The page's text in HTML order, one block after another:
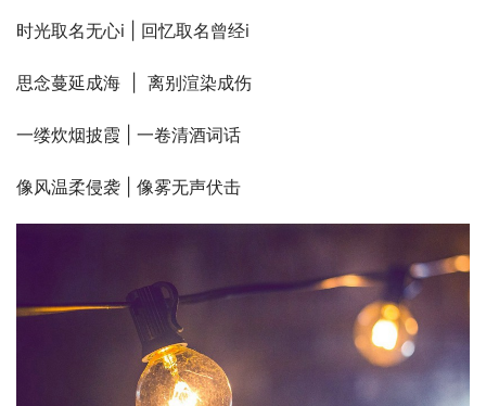
时光取名无心i | 回忆取名曾经i
思念蔓延成海  |  离别渲染成伤
一缕炊烟披霞 | 一卷清酒词话
像风温柔侵袭 | 像雾无声伏击